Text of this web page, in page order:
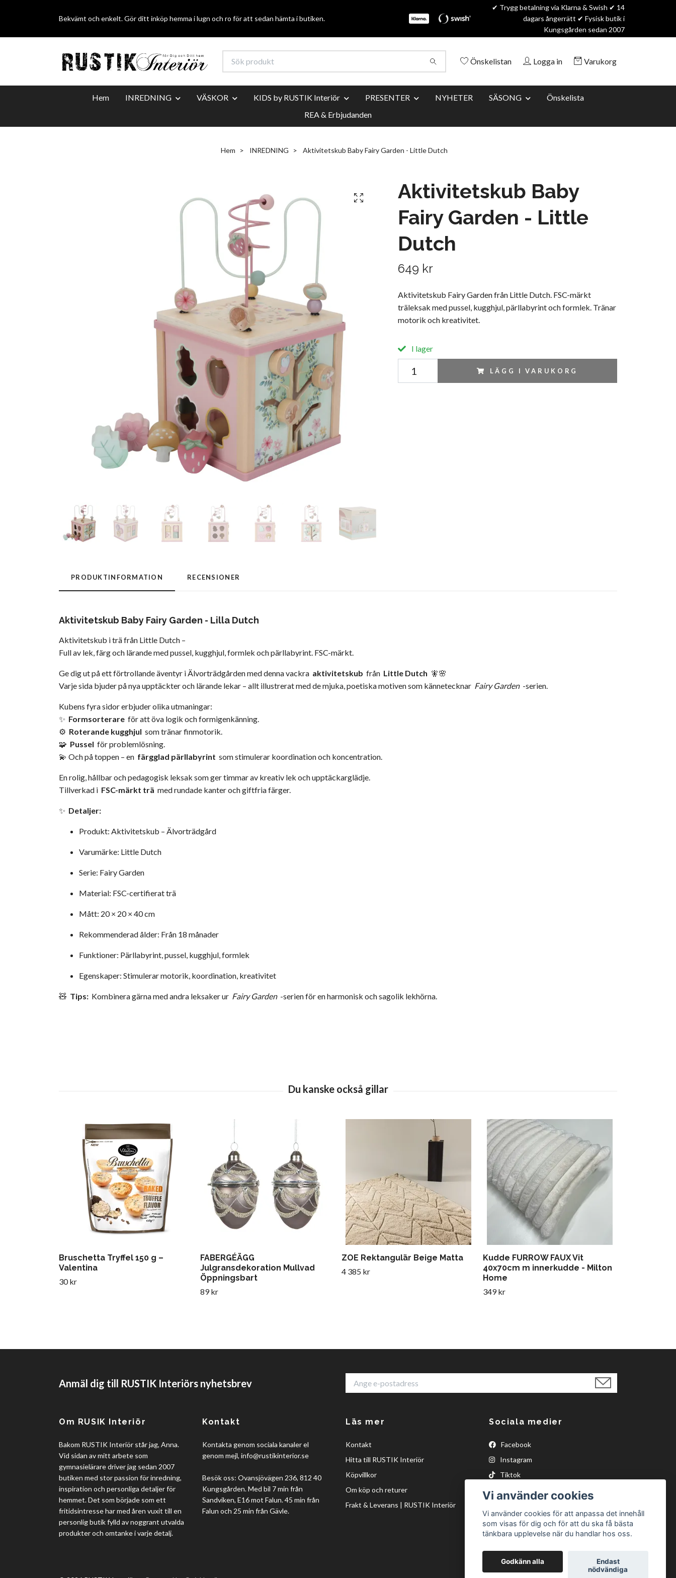
Bekvämt och enkelt. Gör ditt inköp hemma i lugn och ro för att sedan hämta i butiken.
✔ Trygg betalning via Klarna & Swish ✔ 14
dagars ångerrätt ✔ Fysisk butik i
Kungsgården sedan 2007
Önskelistan Logga in Varukorg
Hem INREDNING VÄSKOR KIDS by RUSTIK Interiör PRESENTER NYHETER SÄSONG
Önskelista
REA & Erbjudanden
Hem INREDNING Aktivitetskub Baby Fairy Garden - Little Dutch
Aktivitetskub Baby
Fairy Garden - Little
Dutch
649 kr
Aktivitetskub Fairy Garden från Little Dutch. FSC-märkt
träleksak med pussel, kugghjul, pärllabyrint och formlek. Tränar
motorik och kreativitet.
I lager
LÄGG I VARUKORG
PRODUKTINFORMATION RECENSIONER
Aktivitetskub Baby Fairy Garden - Lilla Dutch
Aktivitetskub i trä från Little Dutch –
Full av lek, färg och lärande med pussel, kugghjul, formlek och pärllabyrint. FSC-märkt.
Ge dig ut på ett förtrollande äventyr i Älvorträdgården med denna vackra aktivitetskub från Little Dutch 🧚🌸
Varje sida bjuder på nya upptäckter och lärande lekar – allt illustrerat med de mjuka, poetiska motiven som kännetecknar Fairy Garden-serien.
Kubens fyra sidor erbjuder olika utmaningar:
✨ Formsorterare för att öva logik och formigenkänning.
⚙️ Roterande kugghjul som tränar finmotorik.
🧩 Pussel för problemlösning.
💫 Och på toppen – en färgglad pärllabyrint som stimulerar koordination och koncentration.
En rolig, hållbar och pedagogisk leksak som ger timmar av kreativ lek och upptäckarglädje.
Tillverkad i FSC-märkt trä med rundade kanter och giftfria färger.
✨ Detaljer:
Produkt: Aktivitetskub – Älvorträdgård
Varumärke: Little Dutch
Serie: Fairy Garden
Material: FSC-certifierat trä
Mått: 20 × 20 × 40 cm
Rekommenderad ålder: Från 18 månader
Funktioner: Pärllabyrint, pussel, kugghjul, formlek
Egenskaper: Stimulerar motorik, koordination, kreativitet
🧸 Tips: Kombinera gärna med andra leksaker ur Fairy Garden-serien för en harmonisk och sagolik lekhörna.
Bruschetta Tryffel 150 g –
Valentina
30 kr
FABERGÉÄGG
Julgransdekoration Mullvad
Öppningsbart
89 kr
ZOE Rektangulär Beige Matta
4 385 kr
Kudde FURROW FAUX Vit
40x70cm m innerkudde - Milton
Home
349 kr
Anmäl dig till RUSTIK Interiörs nyhetsbrev
Om RUSIK Interiör
Bakom RUSTIK Interiör står jag, Anna.
Vid sidan av mitt arbete som
gymnasielärare driver jag sedan 2007
butiken med stor passion för inredning,
inspiration och personliga detaljer för
hemmet. Det som började som ett
fritidsintresse har med åren vuxit till en
personlig butik fylld av noggrant utvalda
produkter och omtanke i varje detalj.
Kontakt
Kontakta genom sociala kanaler el
genom mejl, info@rustikinterior.se
Besök oss: Ovansjövägen 236, 812 40
Kungsgården. Med bil 7 min från
Sandviken, E16 mot Falun. 45 min från
Falun och 25 min från Gävle.
Läs mer
Kontakt
Hitta till RUSTIK Interiör
Köpvillkor
Om köp och returer
Frakt & Leverans | RUSTIK Interiör
Sociala medier
Facebook
Instagram
Tiktok
Vi använder cookies
Vi använder cookies för att anpassa det innehåll
som visas för dig och för att du ska få bästa
tänkbara upplevelse när du handlar hos oss.
Godkänn alla
Endast
nödvändiga